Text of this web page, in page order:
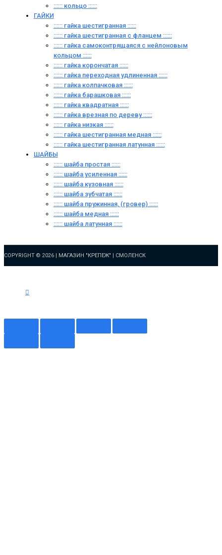
:::::: кольцо ::::::
ГАЙКИ
:::::: гайка шестигранная ::::::
:::::: гайка шестигранная с фланцем ::::::
:::::: гайка самоконтрящаяся с нейлоновым
кольцом ::::::
:::::: гайка корончатая ::::::
:::::: гайка переходная удлиненная ::::::
:::::: гайка колпачковая ::::::
:::::: гайка барашковая ::::::
:::::: гайка квадратная ::::::
:::::: гайка врезная по дереву ::::::
:::::: гайка низкая ::::::
:::::: гайка шестигранная медная ::::::
:::::: гайка шестигранная латунная ::::::
ШАЙБЫ
:::::: шайба простая ::::::
:::::: шайба усиленная ::::::
:::::: шайба кузовная ::::::
:::::: шайба зубчатая ::::::
:::::: шайба пружинная, (гровер) ::::::
:::::: шайба медная ::::::
:::::: шайба латунная ::::::
COPYRIGHT © 2026 | МАГАЗИН "КРЕПЕЖ" | СМОЛЕНСК